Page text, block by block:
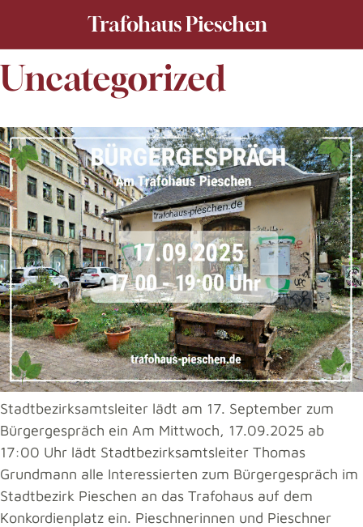
Trafohaus Pieschen
Uncategorized
Stadtbezirksamtsleiter lädt am 17. September zum
Bürgergespräch ein Am Mittwoch, 17.09.2025 ab
17:00 Uhr lädt Stadtbezirksamtsleiter Thomas
Grundmann alle Interessierten zum Bürgergespräch im
Stadtbezirk Pieschen an das Trafohaus auf dem
Konkordienplatz ein. Pieschnerinnen und Pieschner